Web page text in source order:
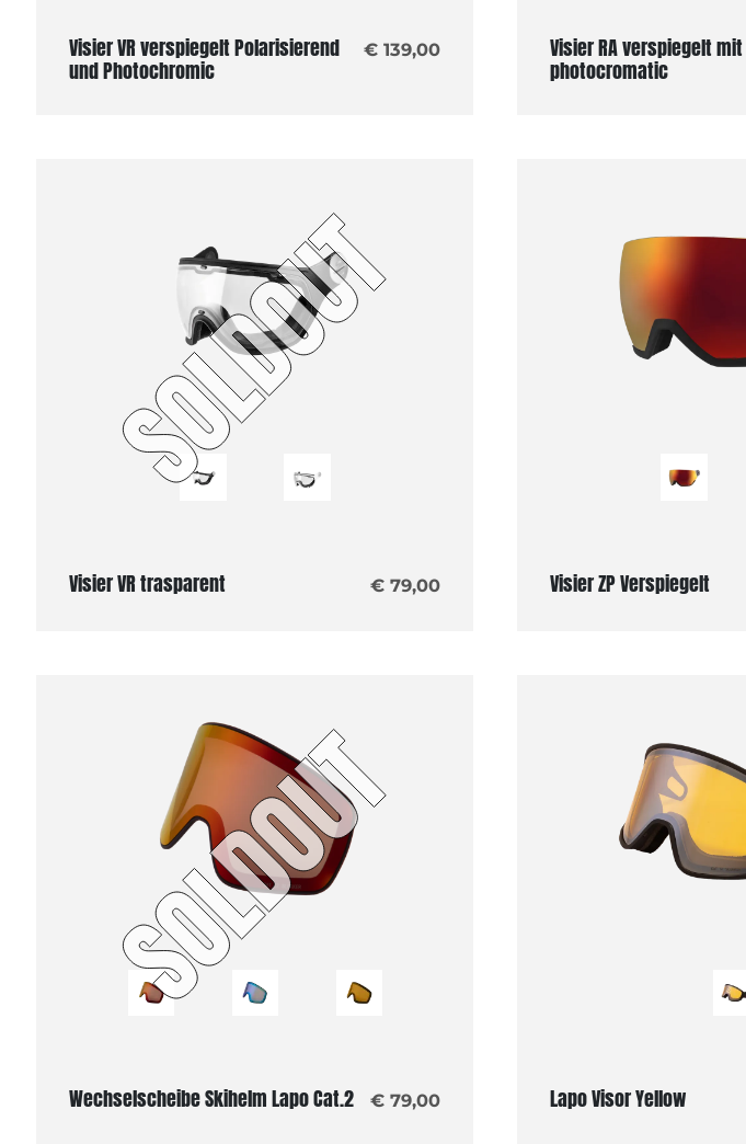
Visier VR verspiegelt Polarisierend
und Photochromic
€ 139,00 Visier RA verspiegelt mit
photocromatic
Visier VR trasparent € 79,00 Visier ZP Verspiegelt
Wechselscheibe Skihelm Lapo Cat.2 € 79,00 Lapo Visor Yellow